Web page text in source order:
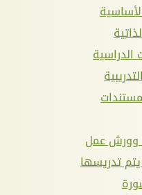
الدراسية
وورش عمل
تدريسها